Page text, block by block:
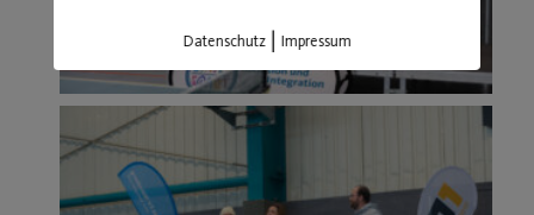
Datenschutz| Impressum